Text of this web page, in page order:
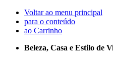
Voltar ao menu principal
para o conteúdo
ao Carrinho
Beleza, Casa e Estilo de